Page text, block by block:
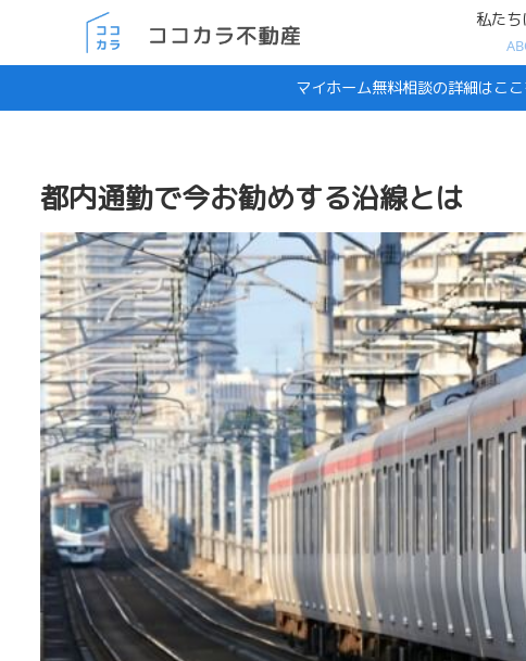
私た
マイホーム無料相談の詳細はこ
都内通勤で今お勧めする沿線とは